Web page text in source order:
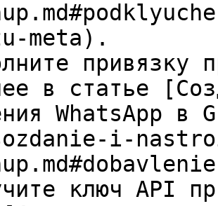
meta).
привязку
в статье
WhatsApp
i-
ключ API